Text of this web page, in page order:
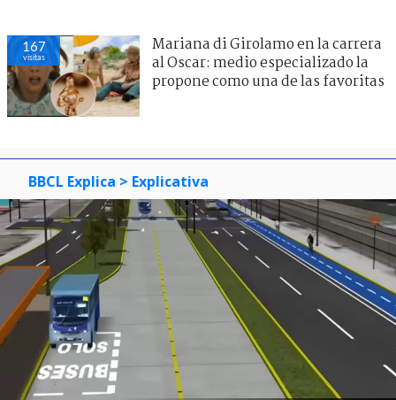
167
visitas
Mariana di Girolamo en la carrera
al Oscar: medio especializado la
propone como una de las favoritas
BBCL Explica > Explicativa